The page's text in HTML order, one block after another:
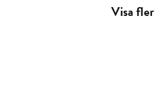
Visa fler